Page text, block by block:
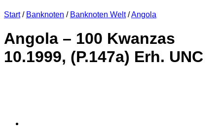
Start / Banknoten / Banknoten Welt /Angola
Angola – 100 Kwanzas
10.1999, (P.147a) Erh. UNC